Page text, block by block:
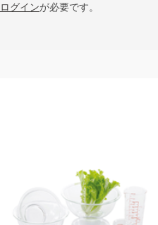
ログインが必要です。